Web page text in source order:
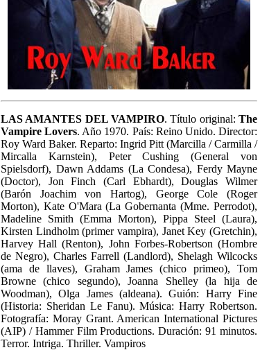
LAS AMANTES DEL VAMPIRO. Título original: The
Vampire Lovers. Año 1970. País: Reino Unido. Director:
Roy Ward Baker. Reparto: Ingrid Pitt (Marcilla / Carmilla /
Mircalla Karnstein), Peter Cushing (General von
Spielsdorf), Dawn Addams (La Condesa), Ferdy Mayne
(Doctor), Jon Finch (Carl Ebhardt), Douglas Wilmer
(Barón Joachim von Hartog), George Cole (Roger
Morton), Kate O'Mara (La Gobernanta (Mme. Perrodot),
Madeline Smith (Emma Morton), Pippa Steel (Laura),
Kirsten Lindholm (primer vampira), Janet Key (Gretchin),
Harvey Hall (Renton), John Forbes-Robertson (Hombre
de Negro), Charles Farrell (Landlord), Shelagh Wilcocks
(ama de llaves), Graham James (chico primeo), Tom
Browne (chico segundo), Joanna Shelley (la hija de
Woodman), Olga James (aldeana). Guión: Harry Fine
(Historia: Sheridan Le Fanu). Música: Harry Robertson.
Fotografía: Moray Grant. American International Pictures
(AIP) / Hammer Film Productions. Duración: 91 minutos.
Terror. Intriga. Thriller. Vampiros